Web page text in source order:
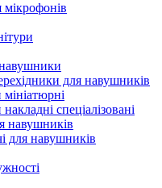
мікрофонів
для навушників
спеціалізовані
навушників
для навушників